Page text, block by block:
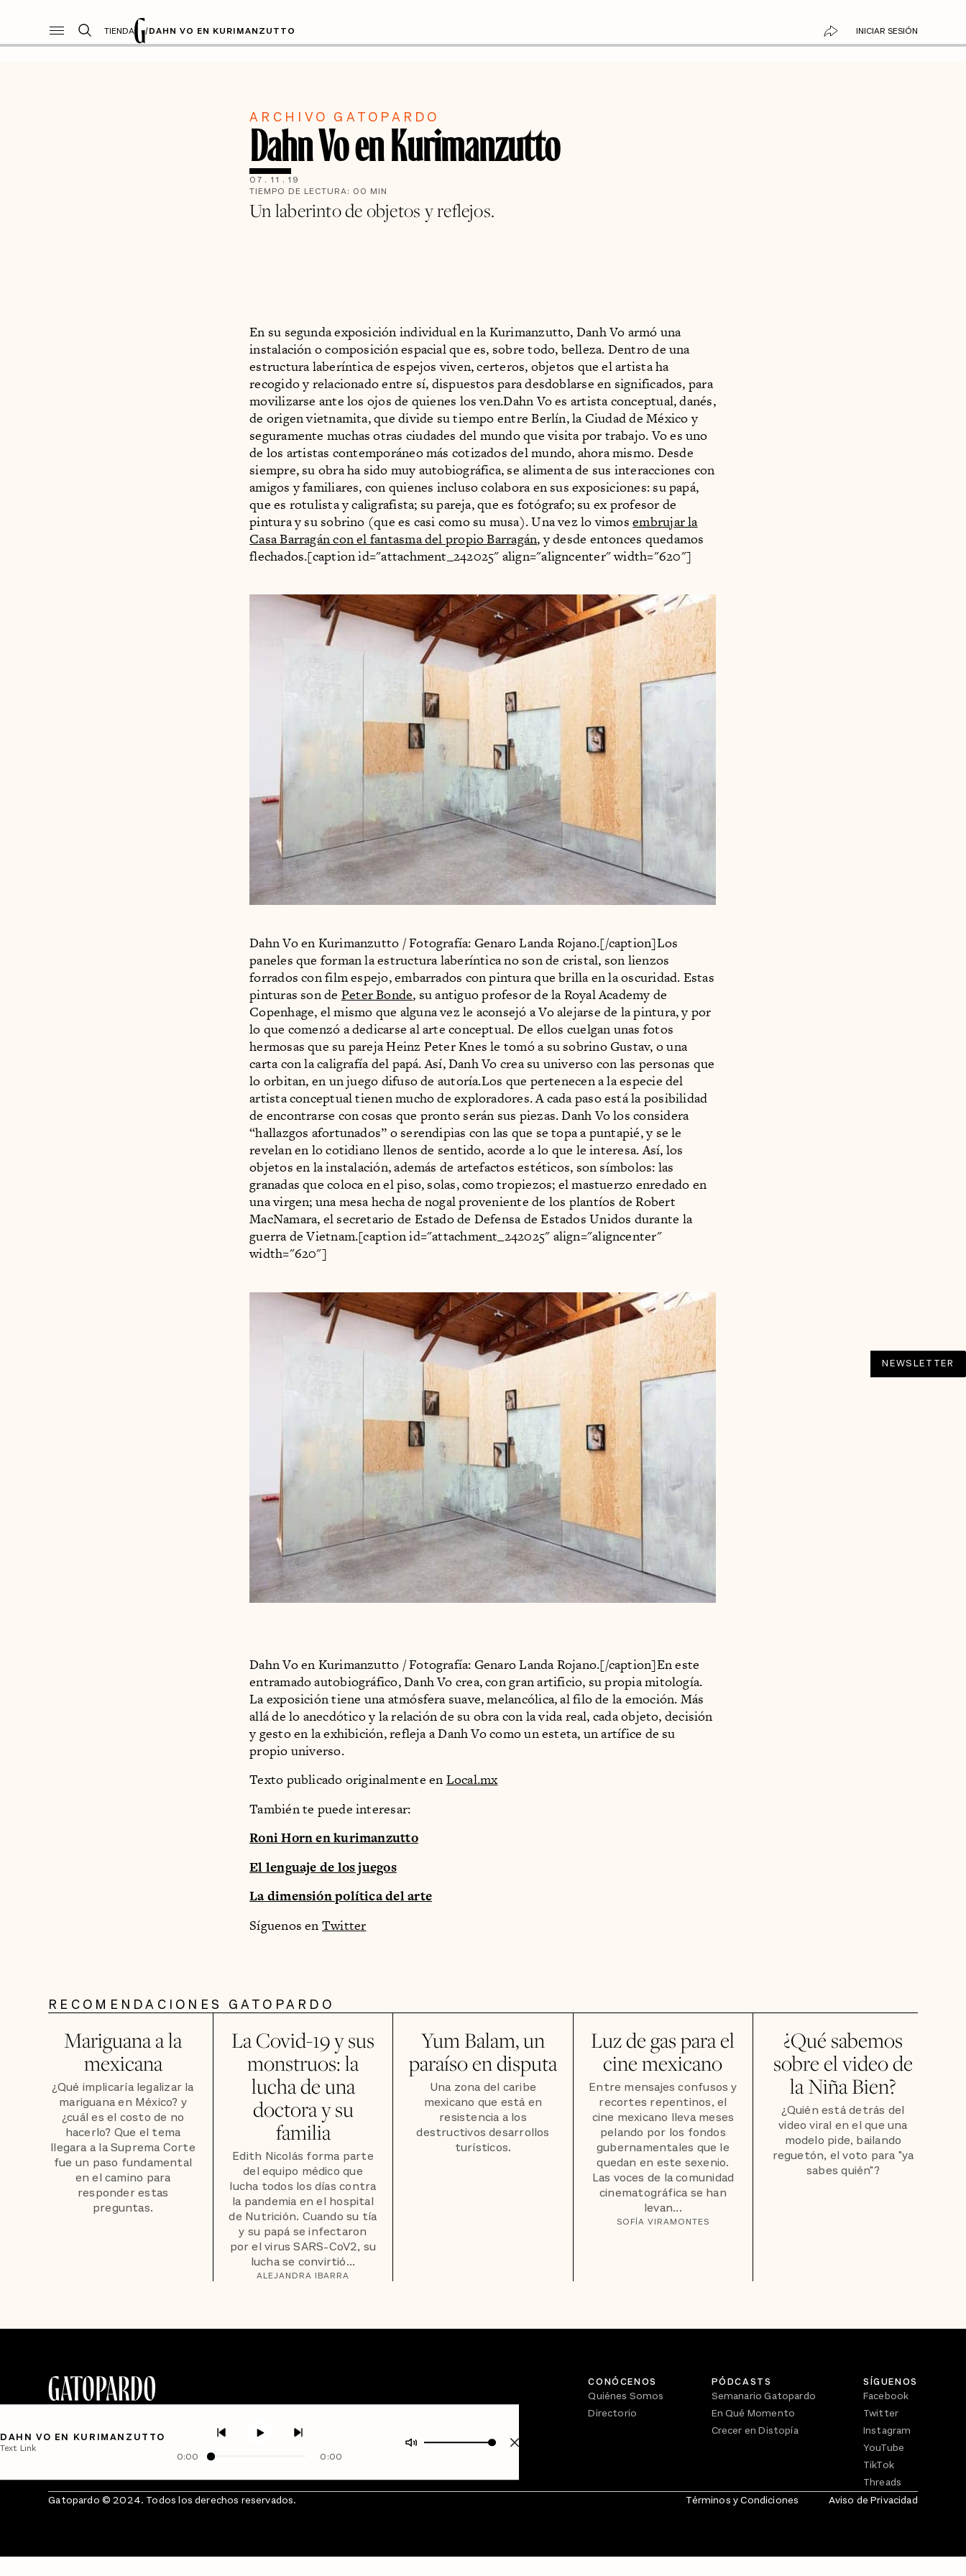
TIENDA /DAHN VO EN KURIMANZUTTO INICIAR SESIÓN
ARCHIVO GATOPARDO
Dahn Vo en Kurimanzutto
07 . 11 . 19
TIEMPO DE LECTURA: 00 MIN
Un laberinto de objetos y reflejos.
En su segunda exposición individual en la Kurimanzutto, Danh Vo armó una
instalación o composición espacial que es, sobre todo, belleza. Dentro de una
estructura laberíntica de espejos viven, certeros, objetos que el artista ha
recogido y relacionado entre sí, dispuestos para desdoblarse en significados, para
movilizarse ante los ojos de quienes los ven.Dahn Vo es artista conceptual, danés,
de origen vietnamita, que divide su tiempo entre Berlín, la Ciudad de México y
seguramente muchas otras ciudades del mundo que visita por trabajo. Vo es uno
de los artistas contemporáneo más cotizados del mundo, ahora mismo. Desde
siempre, su obra ha sido muy autobiográfica, se alimenta de sus interacciones con
amigos y familiares, con quienes incluso colabora en sus exposiciones: su papá,
que es rotulista y caligrafista; su pareja, que es fotógrafo; su ex profesor de
pintura y su sobrino (que es casi como su musa). Una vez lo vimosembrujar la
Casa Barragán con el fantasma del propio Barragán, y desde entonces quedamos
flechados.[caption id="attachment_242025" align="aligncenter" width="620"]
Dahn Vo en Kurimanzutto / Fotografía: Genaro Landa Rojano.[/caption]Los
paneles que forman la estructura laberíntica no son de cristal, son lienzos
forrados con film espejo, embarrados con pintura que brilla en la oscuridad. Estas
pinturas son de Peter Bonde, su antiguo profesor de la Royal Academy de
Copenhage, el mismo que alguna vez le aconsejó a Vo alejarse de la pintura, y por
lo que comenzó a dedicarse al arte conceptual. De ellos cuelgan unas fotos
hermosas que su pareja Heinz Peter Knes le tomó a su sobrino Gustav, o una
carta con la caligrafía del papá. Así, Danh Vo crea su universo con las personas que
lo orbitan, en un juego difuso de autoría.Los que pertenecen a la especie del
artista conceptual tienen mucho de exploradores. A cada paso está la posibilidad
de encontrarse con cosas que pronto serán sus piezas. Danh Vo los considera
“hallazgos afortunados” o serendipias con las que se topa a puntapié, y se le
revelan en lo cotidiano llenos de sentido, acorde a lo que le interesa. Así, los
objetos en la instalación, además de artefactos estéticos, son símbolos: las
granadas que coloca en el piso, solas, como tropiezos; el mastuerzo enredado en
una virgen; una mesa hecha de nogal proveniente de los plantíos de Robert
MacNamara, el secretario de Estado de Defensa de Estados Unidos durante la
guerra de Vietnam.[caption id="attachment_242025" align="aligncenter"
width="620"]
Dahn Vo en Kurimanzutto / Fotografía: Genaro Landa Rojano.[/caption]En este
entramado autobiográfico, Danh Vo crea, con gran artificio, su propia mitología.
La exposición tiene una atmósfera suave, melancólica, al filo de la emoción. Más
allá de lo anecdótico y la relación de su obra con la vida real, cada objeto, decisión
y gesto en la exhibición, refleja a Danh Vo como un esteta, un artífice de su
propio universo.
Texto publicado originalmente en Local.mx
También te puede interesar:
Roni Horn en kurimanzutto
El lenguaje de los juegos
La dimensión política del arte
Síguenos en Twitter
NEWSLETTER
RECOMENDACIONES GATOPARDO
Mariguana a la
mexicana
¿Qué implicaría legalizar la
mariguana en México? y
¿cuál es el costo de no
hacerlo? Que el tema
llegara a la Suprema Corte
fue un paso fundamental
en el camino para
responder estas
preguntas.
La Covid-19 y sus
monstruos: la
lucha de una
doctora y su
familia
Edith Nicolás forma parte
del equipo médico que
lucha todos los días contra
la pandemia en el hospital
de Nutrición. Cuando su tía
y su papá se infectaron
por el virus SARS-CoV2, su
lucha se convirtió...
ALEJANDRA IBARRA
Yum Balam, un
paraíso en disputa
Una zona del caribe
mexicano que está en
resistencia a los
destructivos desarrollos
turísticos.
Luz de gas para el
cine mexicano
Entre mensajes confusos y
recortes repentinos, el
cine mexicano lleva meses
pelando por los fondos
gubernamentales que le
quedan en este sexenio.
Las voces de la comunidad
cinematográfica se han
levan...
SOFÍA VIRAMONTES
¿Qué sabemos
sobre el video de
la Niña Bien?
¿Quién está detrás del
video viral en el que una
modelo pide, bailando
reguetón, el voto para "ya
sabes quién"?
DAHN VO EN KURIMANZUTTO
Text Link
0:00 0:00
CONÓCENOS
Quiénes Somos
Directorio
PÓDCASTS
Semanario Gatopardo
En Qué Momento
Crecer en Distopía
SÍGUENOS
Facebook
Twitter
Instagram
YouTube
TikTok
Threads
Gatopardo © 2024. Todos los derechos reservados.
Términos y Condiciones Aviso de Privacidad